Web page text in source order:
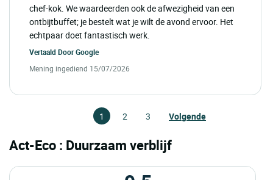
chef-kok. We waardeerden ook de afwezigheid van een
ontbijtbuffet; je bestelt wat je wilt de avond ervoor. Het
echtpaar doet fantastisch werk.
Vertaald DoorGoogle
Mening ingediend 15/07/2026
1 2 3 Volgende
Act-Eco : Duurzaam verblijf